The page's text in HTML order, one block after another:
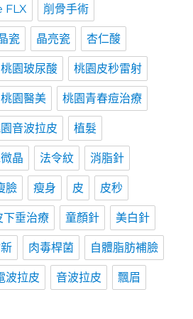
FLX 削骨手術
瓷 晶亮瓷 杏仁酸
桃園玻尿酸 桃園皮秒雷射
桃園醫美 桃園青春痘治療
音波拉皮 植髮
晶 法令紋 消脂針
臉 瘦身 皮 皮秒
下垂治療 童顏針 美白針
肉毒桿菌 自體脂肪補臉
波拉皮 音波拉皮 飄眉